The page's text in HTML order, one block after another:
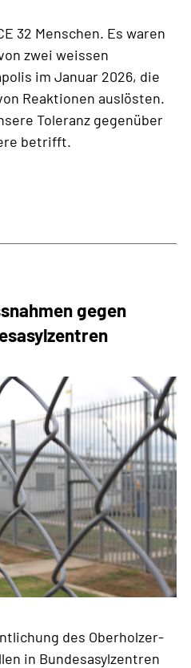
32 Menschen. Es waren
zwei weissen
im Januar 2026, die
Reaktionen auslösten.
Toleranz gegenüber
betrifft.
gegen
des Oberholzer-
in Bundesasylzentren